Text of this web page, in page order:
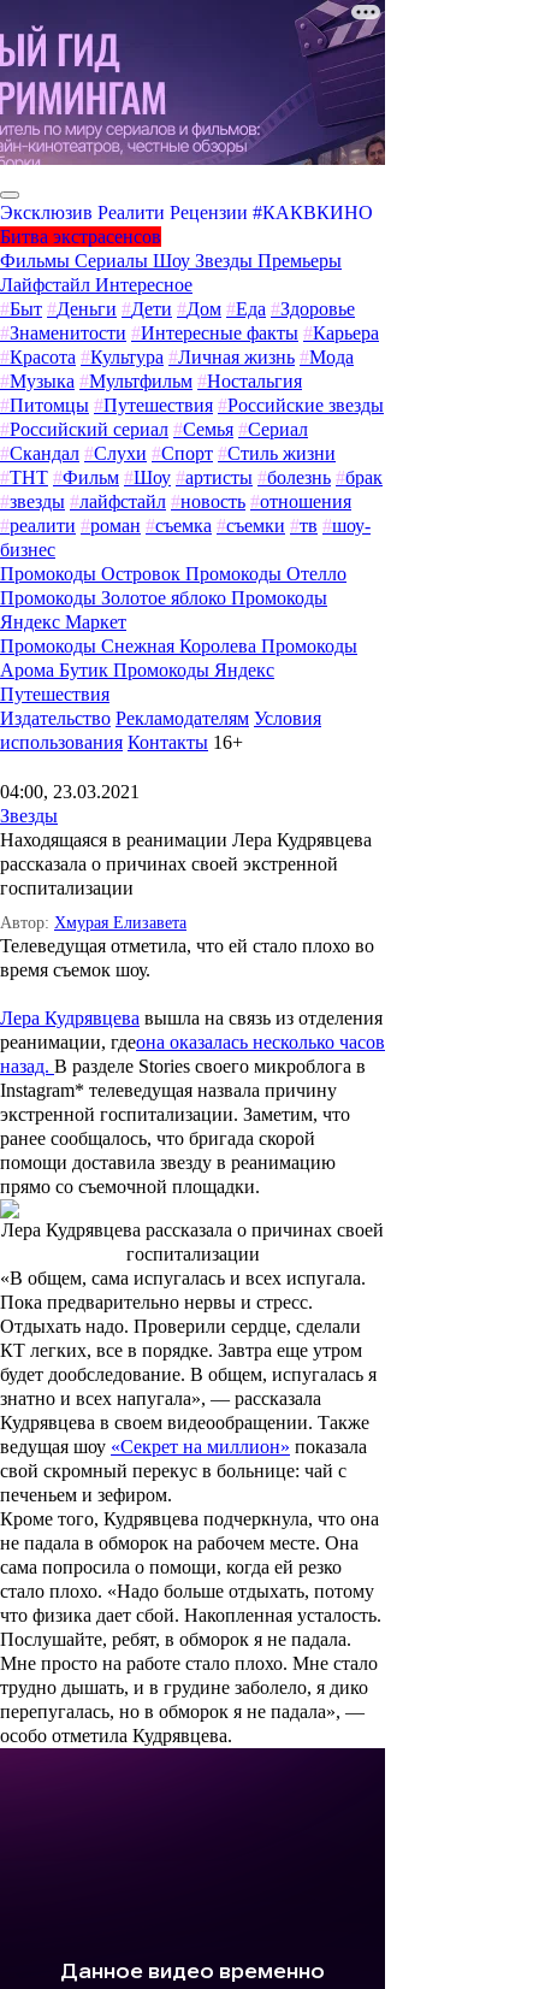
Эксклюзив Реалити Рецензии #КАКВКИНО
Битва экстрасенсов
Фильмы Сериалы Шоу Звезды Премьеры
Лайфстайл Интересное
#Быт #Деньги #Дети #Дом #Еда #Здоровье
#Знаменитости #Интересные факты #Карьера
#Красота #Культура #Личная жизнь #Мода
#Музыка #Мультфильм #Ностальгия
#Питомцы #Путешествия #Российские звезды
#Российский сериал #Семья #Сериал
#Скандал #Слухи #Спорт #Стиль жизни
#ТНТ #Фильм #Шоу #артисты #болезнь #брак
#звезды #лайфстайл #новость #отношения
#реалити #роман #съемка #съемки #тв #шоу-
бизнес
Промокоды Островок Промокоды Отелло
Промокоды Золотое яблоко Промокоды
Яндекс Маркет
Промокоды Снежная Королева Промокоды
Арома Бутик Промокоды Яндекс
Путешествия
Издательство Рекламодателям Условия
использования Контакты 16+
04:00, 23.03.2021
Звезды
Находящаяся в реанимации Лера Кудрявцева
рассказала о причинах своей экстренной
госпитализации
Автор: Хмурая Елизавета
Телеведущая отметила, что ей стало плохо во
время съемок шоу.
Лера Кудрявцева вышла на связь из отделения
реанимации, гдеона оказалась несколько часов
назад. В разделе Stories своего микроблога в
Instagram* телеведущая назвала причину
экстренной госпитализации. Заметим, что
ранее сообщалось, что бригада скорой
помощи доставила звезду в реанимацию
прямо со съемочной площадки.
Лера Кудрявцева рассказала о причинах своей
госпитализации
«В общем, сама испугалась и всех испугала.
Пока предварительно нервы и стресс.
Отдыхать надо. Проверили сердце, сделали
КТ легких, все в порядке. Завтра еще утром
будет дообследование. В общем, испугалась я
знатно и всех напугала», — рассказала
Кудрявцева в своем видеообращении. Также
ведущая шоу «Секрет на миллион» показала
свой скромный перекус в больнице: чай с
печеньем и зефиром.
Кроме того, Кудрявцева подчеркнула, что она
не падала в обморок на рабочем месте. Она
сама попросила о помощи, когда ей резко
стало плохо. «Надо больше отдыхать, потому
что физика дает сбой. Накопленная усталость.
Послушайте, ребят, в обморок я не падала.
Мне просто на работе стало плохо. Мне стало
трудно дышать, и в грудине заболело, я дико
перепугалась, но в обморок я не падала», —
особо отметила Кудрявцева.